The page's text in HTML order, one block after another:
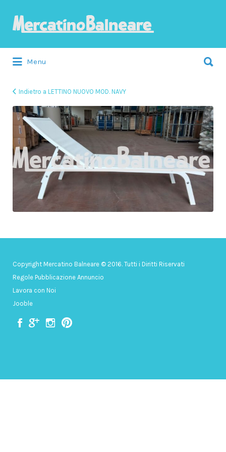
Menu
Indietro a LETTINO NUOVO MOD. NAVY
Copyright Mercatino Balneare © 2016. Tutti i Diritti Riservati
Regole Pubblicazione Annuncio
Lavora con Noi
Jooble